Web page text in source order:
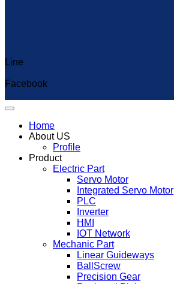
Line
Facebook
Home
About US
Profile
Product
Electric Part
Servo Motor
Integrated Servo Motor
PLC
Inverter
HMI
IOT Network
Mechanic Part
Linear Guideways
BallScrew
Precision Gear